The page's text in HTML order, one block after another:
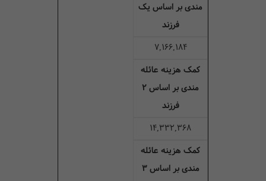
مندی بر اساس یک
فرزند
۷,۱۶۶,۱۸۴
کمک هزینه عائله
مندی بر اساس 2
فرزند
۱۴,۳۳۲,۳۶۸
کمک هزینه عائله
مندی بر اساس 3